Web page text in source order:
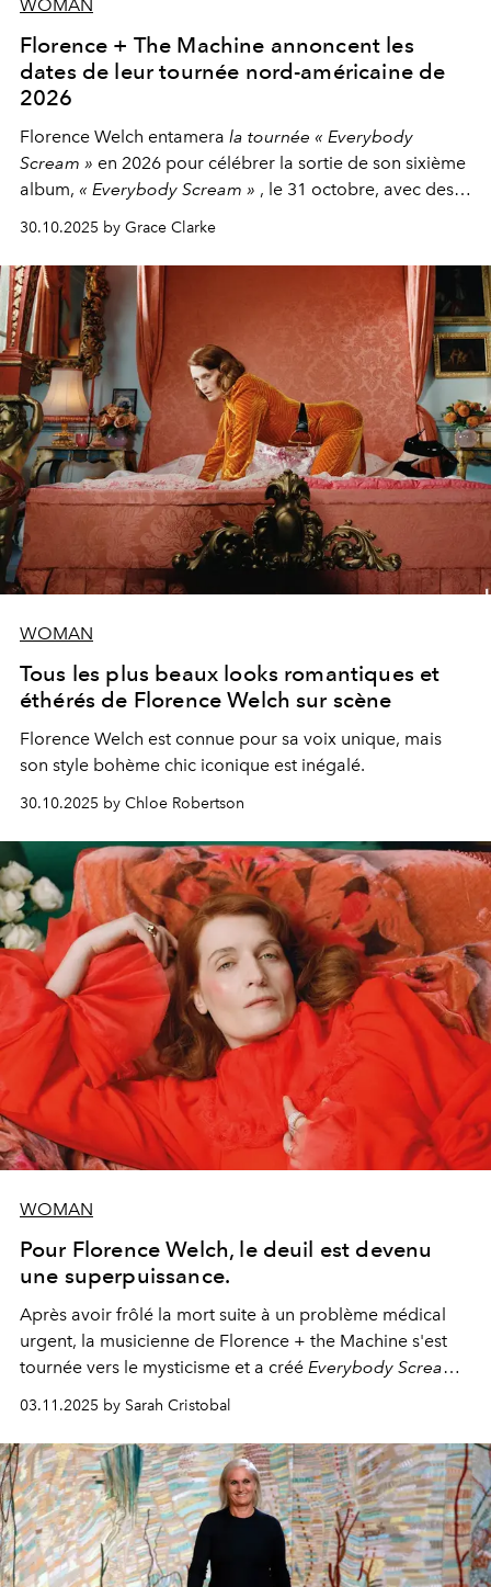
WOMAN
Florence + The Machine annoncent les
dates de leur tournée nord-américaine de
2026
Florence Welch entamera la tournée « Everybody
Scream » en 2026 pour célébrer la sortie de son sixième
album, « Everybody Scream » , le 31 octobre, avec des
30.10.2025 by Grace Clarke
WOMAN
Tous les plus beaux looks romantiques et
éthérés de Florence Welch sur scène
Florence Welch est connue pour sa voix unique, mais
son style bohème chic iconique est inégalé.
30.10.2025 by Chloe Robertson
WOMAN
Pour Florence Welch, le deuil est devenu
une superpuissance.
Après avoir frôlé la mort suite à un problème médical
urgent, la musicienne de Florence + the Machine s'est
tournée vers le mysticisme et a créé Everybody Scream
03.11.2025 by Sarah Cristobal